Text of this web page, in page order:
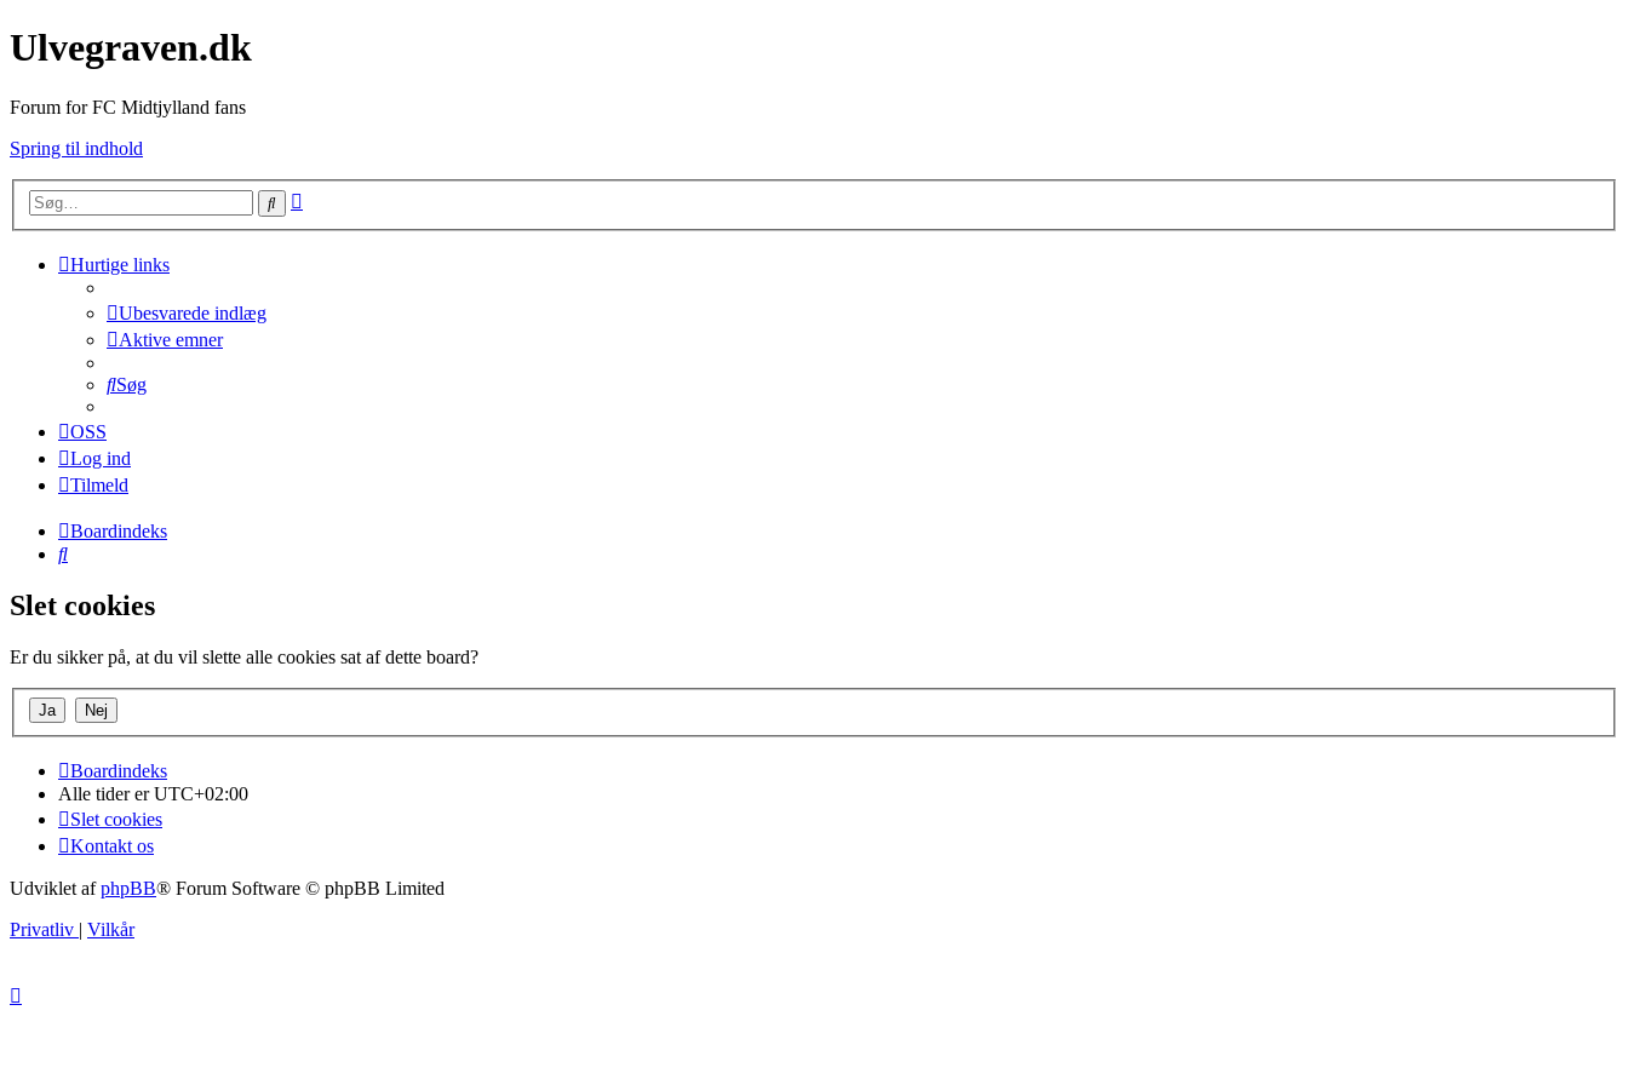
Ulvegraven.dk
Forum for FC Midtjylland fans
Spring til indhold
Søg
Hurtige links
Ubesvarede indlæg
Aktive emner
Søg
OSS
Log ind
Tilmeld
Boardindeks
Søg
Slet cookies
Er du sikker på, at du vil slette alle cookies sat af dette board?
Boardindeks
Alle tider erUTC+02:00
Slet cookies
Kontakt os
Udviklet afphpBB® Forum Software © phpBB Limited
Privatliv | Vilkår